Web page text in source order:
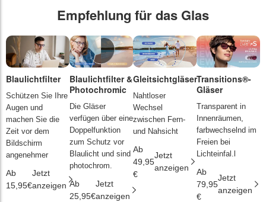
Empfehlung für das Glas
Blaulichtfilter
Schützen Sie Ihre
Augen und
machen Sie die
Zeit vor dem
Bildschirm
angenehmer
Ab
15,95€
Jetzt
anzeigen
Blaulichtfilter &
Photochromic
Die Gläser
verfügen über eine
Doppelfunktion
zum Schutz vor
Blaulicht und sind
photochrom.
Ab
25,95€
Jetzt
anzeigen
Gleitsichtgläser
Nahtloser
Wechsel
zwischen Fern-
und Nahsicht
Ab
49,95
€
Jetzt
anzeigen
Transitions®-
Gläser
Transparent in
Innenräumen,
farbwechselnd im
Freien bei
Lichteinfal.l
Ab
79,95
€
Jetzt
anzeigen